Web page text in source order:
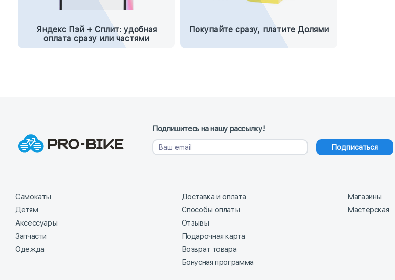
Яндекс Пэй + Сплит: удобная
оплата сразу или частями
Покупайте сразу, платите Долями
Подпишитесь на нашу рассылку!
Подписаться
Самокаты
Детям
Аксессуары
Запчасти
Одежда
Доставка и оплата
Способы оплаты
Отзывы
Подарочная карта
Возврат товара
Бонусная программа
Магазины
Мастерская